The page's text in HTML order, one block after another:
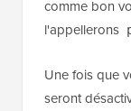
comme bon
l'appellerons
Une fois que
seront